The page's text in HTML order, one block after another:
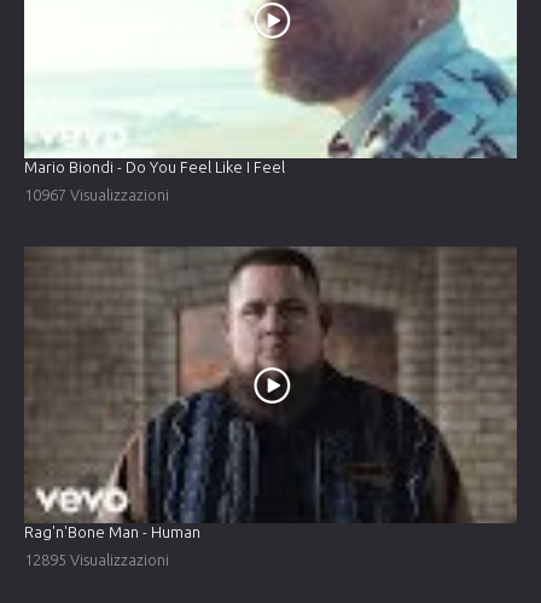
Mario Biondi - Do You Feel Like I Feel
10967 Visualizzazioni
Rag'n'Bone Man - Human
12895 Visualizzazioni